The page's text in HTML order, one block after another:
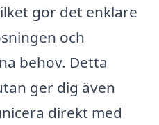
gör det enklare
och
behov. Detta
ger dig även
direkt med